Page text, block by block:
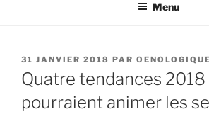
Menu
PUBLIÉ
LE
31 JANVIER 2018 PAR
Quatre tendances 2018
pourraient animer les